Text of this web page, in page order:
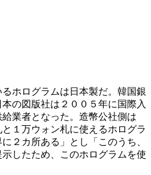
ホログラムは日本製だ。韓国銀
の図版社は２００５年に国際入
業者となった。造幣公社側は
と１万ウォン札に使えるホログラ
２カ所ある」とし「このうち、
したため、このホログラムを使